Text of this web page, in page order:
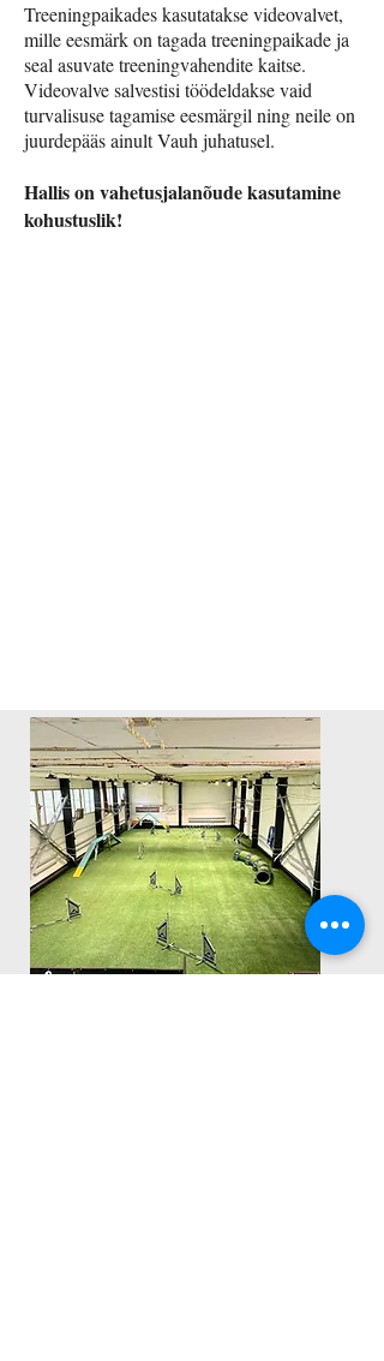
Treeningpaikades kasutatakse videovalvet,
mille eesmärk on tagada treeningpaikade ja
seal asuvate treeningvahendite kaitse.
Videovalve salvestisi töödeldakse vaid
turvalisuse tagamise eesmärgil ning neile on
juurdepääs ainult Vauh juhatusel.
Hallis on vahetusjalanõude kasutamine
kohustuslik!